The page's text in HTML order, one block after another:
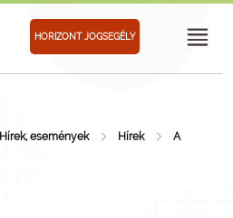
HORIZONT JOGSEGÉLY
Hírek, események Hírek
A